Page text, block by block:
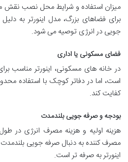
میزان استفاده و شرایط محل نصب نقش
برای فضاهای بزرگ، مدل اینورتر به
جویی در انرژی توصیه می شود.
فضای مسکونی یا اداری
در خانه های مسکونی، اینورتر مناسب
است، اما در دفاتر کوچک با استفاده
کفایت کند.
بودجه و صرفه جویی بلندمدت
هزینه اولیه و هزینه مصرف انرژی در
مصرف کننده به دنبال صرفه جویی
اینورتر به صرفه تر است.